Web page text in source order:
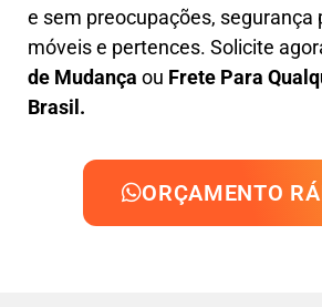
e sem preocupações, segurança
móveis e pertences. Solicite
de Mudança ou Frete Para
Brasil.
ORÇAMENTO